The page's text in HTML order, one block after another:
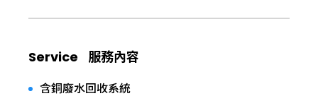
Service 服務內容
含銅廢水回收系統